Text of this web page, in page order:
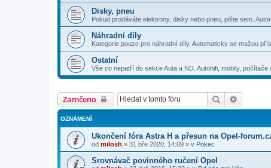
Disky, pneu
Pokud prodáváte elektrony, disky nebo pneu, pište sem.
Náhradní díly
Kategorie pouze pro náhradní díly. Automaticky se mažou
Ostatní
Vše co nepatří do sekce Auta a ND. Autohifi, mobily,
Zamčeno Hledat
OZNÁMENÍ
Ukončení fóra Astra H a přesun na Opel-
od milosh » 31 bře 2020, 14:09 » v Pokec
Srovnávač povinného ručení Opel